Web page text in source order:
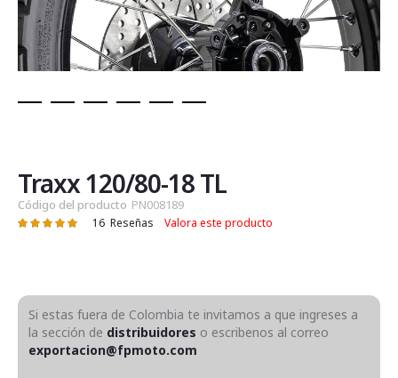
de
la
galería
de
Traxx 120/80-18 TL
Código del producto PN008189
Valoración: 16 Reseñas Valora este producto
Si estas fuera de Colombia te invitamos a que ingreses a
la sección de distribuidores o escribenos al correo
exportacion@fpmoto.com